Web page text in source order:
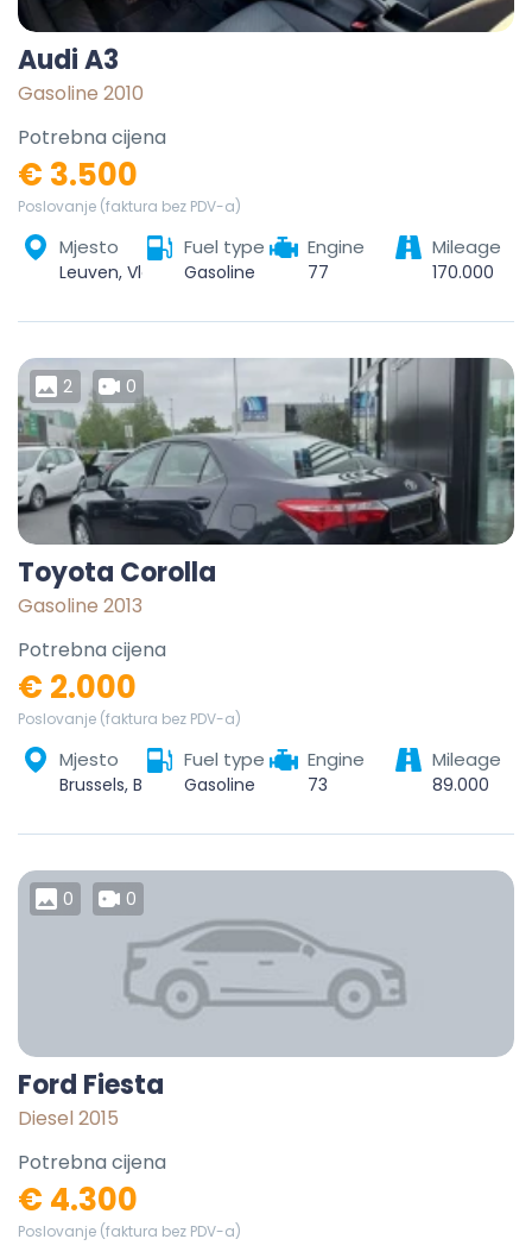
Audi A3
Gasoline 2010
Potrebna cijena
€ 3.500
Poslovanje (faktura bez PDV-a)
Mjesto Fuel type
Gasoline
Engine
77
Mileage
170.000
2 0
Toyota Corolla
Gasoline 2013
Potrebna cijena
€ 2.000
Poslovanje (faktura bez PDV-a)
Mjesto Fuel type
Gasoline
Engine
73
Mileage
89.000
0 0
Ford Fiesta
Diesel 2015
Potrebna cijena
€ 4.300
Poslovanje (faktura bez PDV-a)